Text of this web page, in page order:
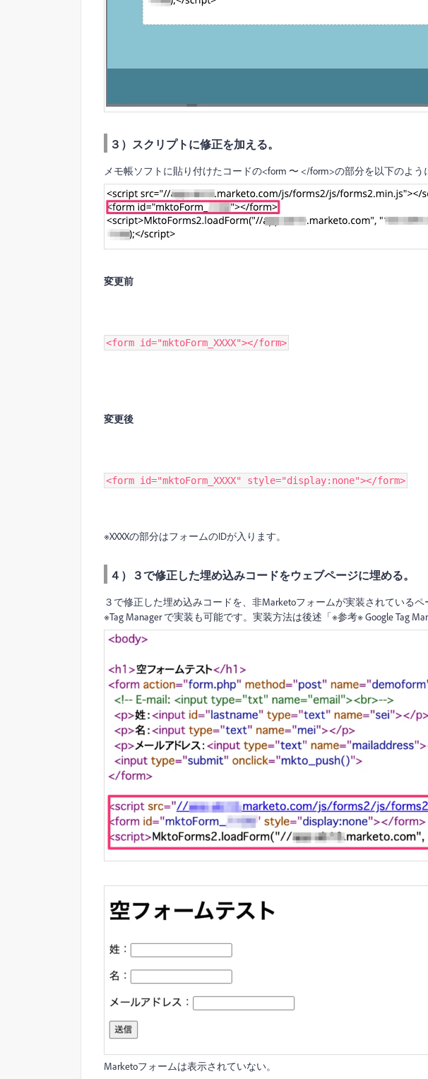
３）スクリプトに修正を加える。
メモ帳ソフトに貼り付けたコードの<form 〜 </form>の部分を以下のよう
変更前
<form id="mktoForm_XXXX"></form>
変更後
<form id="mktoForm_XXXX" style="display:none"></form>
※XXXXの部分はフォームのIDが入ります。
４）３で修正した埋め込みコードをウェブページに埋める。
３で修正した埋め込みコードを、非Marketoフォームが実装されているペ
※Tag Manager で実装も可能です。実装方法は後述「※参考※ Google Tag
Marketoフォームは表示されていない。